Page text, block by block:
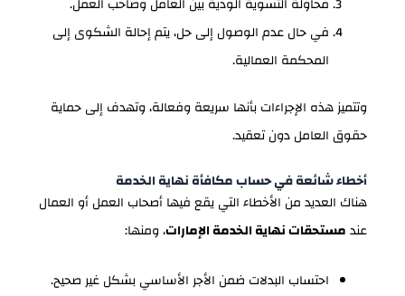
في حال عدم الوصول إلى حل، يتم إحالة الشكوى إلى
المحكمة العمالية.
وتتميز هذه الإجراءات بأنها سريعة وفعالة، وتهدف إلى حماية
حقوق العامل دون تعقيد.
أخطاء شائعة في حساب مكافأة نهاية الخدمة
هناك العديد من الأخطاء التي يقع فيها أصحاب العمل أو العمال
عندمستحقات نهاية الخدمة الإمارات، ومنها:
احتساب البدلات ضمن الأجر الأساسي بشكل غير صحيح.